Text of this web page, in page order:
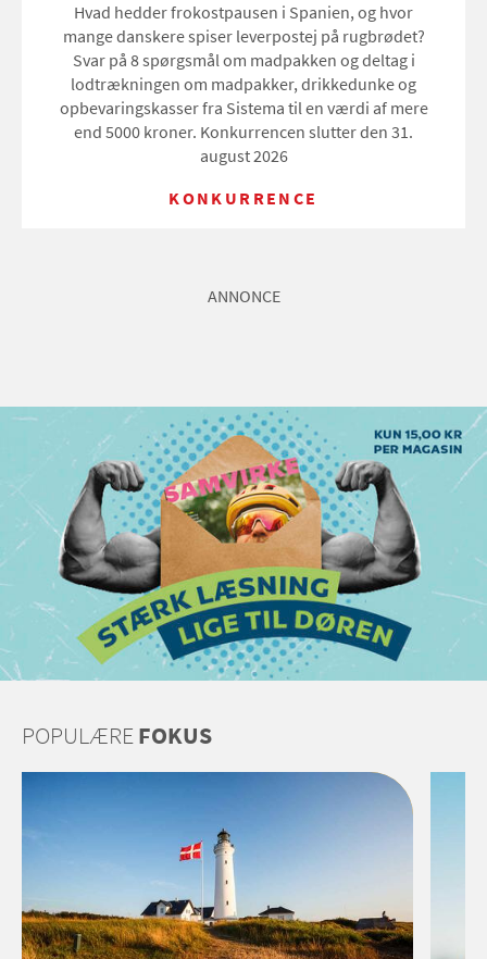
Hvad hedder frokostpausen i Spanien, og hvor
mange danskere spiser leverpostej på rugbrødet?
Svar på 8 spørgsmål om madpakken og deltag i
lodtrækningen om madpakker, drikkedunke og
opbevaringskasser fra Sistema til en værdi af mere
end 5000 kroner. Konkurrencen slutter den 31.
august 2026
KONKURRENCE
ANNONCE
POPULÆREFOKUS